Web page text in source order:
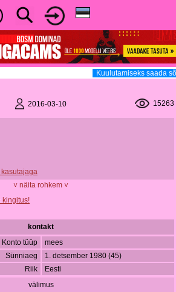
Kuulutamiseks saada
2016-03-10 15263
˅ näita rohkem ˅
kingitus!
kontakt
Konto tüüp
mees
Sünniaeg
1. detsember 1980 (45)
Riik
Eesti
välimus